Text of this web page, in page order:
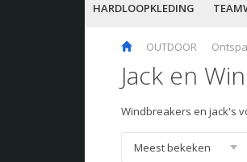
HARDLOOPKLEDING
OUTDOOR
Jack en
Windbreakers en jack's